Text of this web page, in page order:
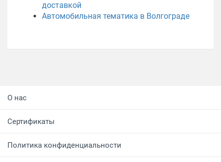
доставкой
Автомобильная тематика в Волгограде
О нас
Сертификаты
Политика конфиденциальности